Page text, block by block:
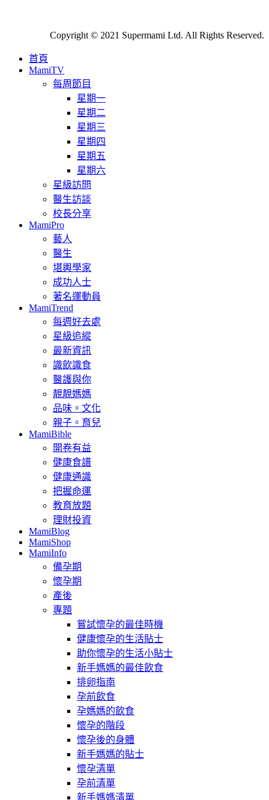
Copyright © 2021 Supermami Ltd. All Rights Reserved.
首頁
MamiTV
每周節目
星期一
星期二
星期三
星期四
星期五
星期六
星級訪問
醫生訪談
校長分享
MamiPro
藝人
醫生
堪輿學家
成功人士
著名運動員
MamiTrend
每週好去處
星級追縱
最新資訊
識飲識食
醫護與你
靚靚媽媽
品味。文化
親子。育兒
MamiBible
開卷有益
健康食譜
健康通識
把握命運
教育放題
理財投資
MamiBlog
MamiShop
MamiInfo
備孕期
懷孕期
產後
專題
嘗試懷孕的最佳時機
健康懷孕的生活貼士
助你懷孕的生活小貼士
新手媽媽的最佳飲食
排卵指南
孕前飲食
孕媽媽的飲食
懷孕的階段
懷孕後的身體
新手媽媽的貼士
懷孕清單
孕前清單
新手媽媽清單